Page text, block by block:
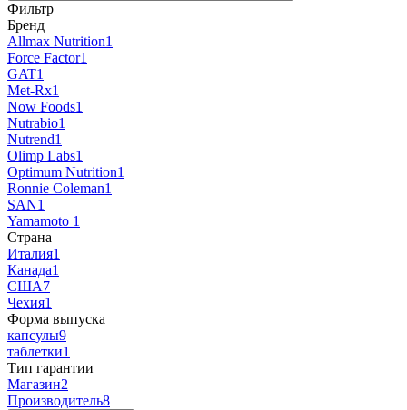
Фильтр
Бренд
Allmax Nutrition1
Force Factor1
GAT1
Met-Rx1
Now Foods1
Nutrabio1
Nutrend1
Olimp Labs1
Optimum Nutrition1
Ronnie Coleman1
SAN1
Yamamoto 1
Страна
Италия1
Канада1
США7
Чехия1
Форма выпуска
капсулы9
таблетки1
Тип гарантии
Магазин2
Производитель8